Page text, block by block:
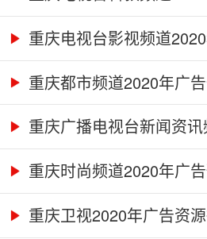
重庆电视台影视频道
重庆都市频道2020年广
重庆广播电视台新闻资
重庆时尚频道2020年广
重庆卫视2020年广告资